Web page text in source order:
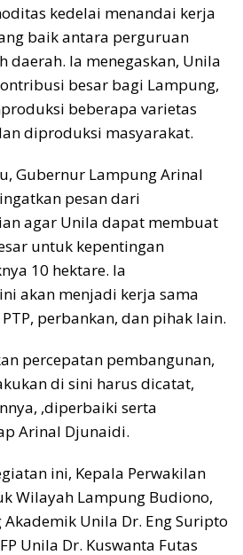
kedelai menandai kerja
baik antara perguruan
daerah. Ia menegaskan, Unila
besar bagi Lampung,
beberapa varietas
diproduksi masyarakat.
Gubernur Lampung Arinal
pesan dari
agar Unila dapat membuat
untuk kepentingan
10 hektare. Ia
akan menjadi kerja sama
PTP, perbankan, dan pihak lain.
percepatan pembangunan,
di sini harus dicatat,
,diperbaiki serta
Arinal Djunaidi.
ini, Kepala Perwakilan
Wilayah Lampung Budiono,
Unila Dr. Eng Suripto
Unila Dr. Kuswanta Futas